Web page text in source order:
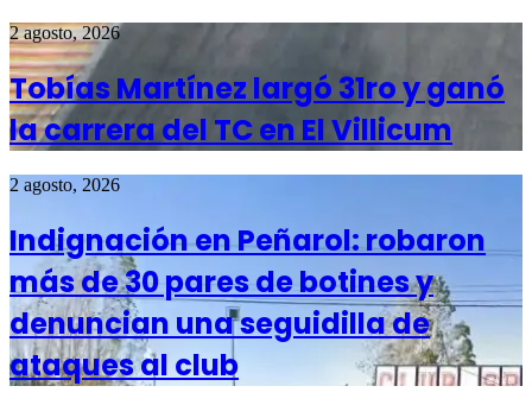
2 agosto, 2026
Tobías Martínez largó 31ro y ganó
la carrera del TC en El Villicum
2 agosto, 2026
Indignación en Peñarol: robaron
más de 30 pares de botines y
denuncian una seguidilla de
ataques al club